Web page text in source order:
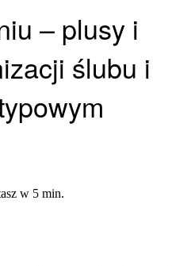
– plusy i
ślubu i
w 5 min.